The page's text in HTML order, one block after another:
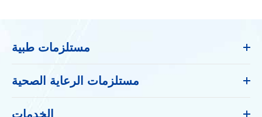
مستلزمات طبية
مستلزمات الرعاية الصحية
الخدمات